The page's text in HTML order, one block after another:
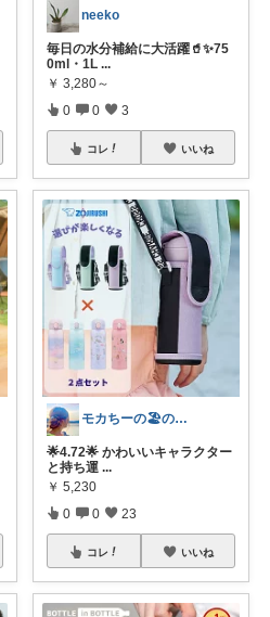
neeko
毎日の水分補給に大活躍🥤✨75
0ml・1L ...
￥ 3,280～
0 0 3
コレ いいね
モカちーの🏖️のんびりライフ🐈✨
🌟4.72🌟 かわいいキャラクター
と持ち運 ...
￥ 5,230
0 0 23
コレ いいね